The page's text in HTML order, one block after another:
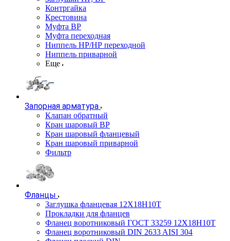
Контргайка
Крестовина
Муфта ВР
Муфта переходная
Ниппель НР/НР переходной
Ниппель приварной
Еще
Запорная арматура
Клапан обратный
Кран шаровый ВР
Кран шаровый фланцевый
Кран шаровый приварной
Фильтр
Фланцы
Заглушка фланцевая 12Х18Н10Т
Прокладки для фланцев
Фланец воротниковый ГОСТ 33259 12Х18Н10Т
Фланец воротниковый DIN 2633 AISI 304